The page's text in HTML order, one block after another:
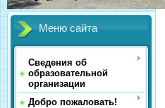
Меню сайта
Сведения об
образовательной
организации
Добро пожаловать!